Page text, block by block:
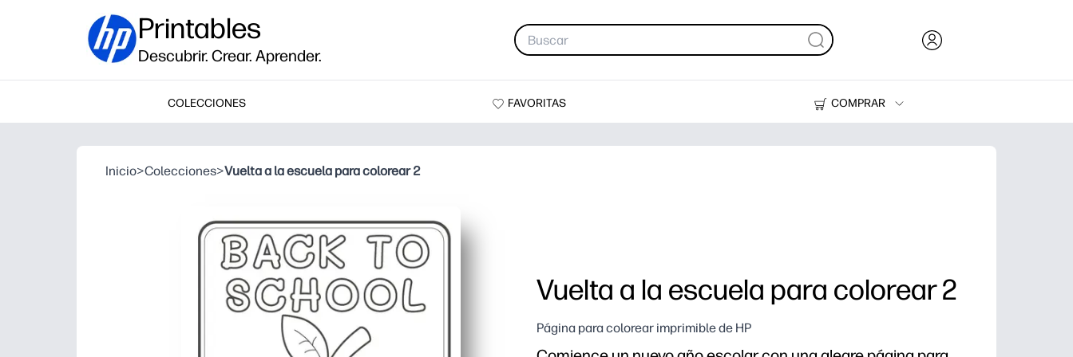
Printables
Descubrir. Crear. Aprender.
COLECCIONES FAVORITAS
COMPRAR
Impresoras
Inicio>Colecciones>Vuelta a la escuela para colorear 2
Vuelta a la escuela para colorear 2
Página para colorear imprimible de HP